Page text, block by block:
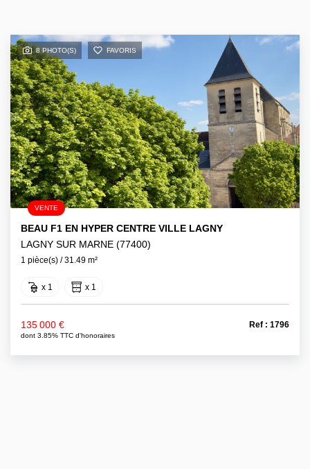
8 PHOTO(S) FAVORIS
VENTE
BEAU F1 EN HYPER CENTRE VILLE LAGNY
LAGNY SUR MARNE (77400)
1 pièce(s) / 31.49 m²
x 1 x 1
135 000 €
dont 3.85% TTC d'honoraires
Ref : 1796